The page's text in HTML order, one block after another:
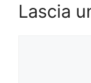
Lascia